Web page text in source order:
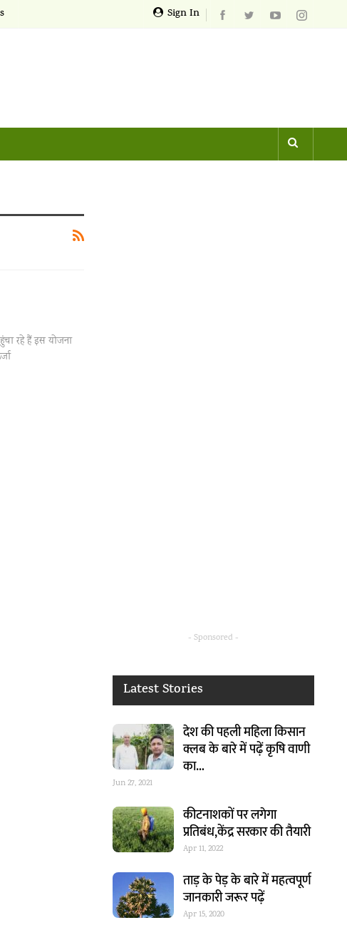
Sign In
रहे हैं इस योजना
- Sponsored -
Latest Stories
देश की पहली महिला किसान
क्लब के बारे में पढ़ें कृषि वाणी
का…
Jun 27, 2021
कीटनाशकों पर लगेगा
प्रतिबंध,केंद्र सरकार की तैयारी
Apr 11, 2022
ताड़ के पेड़ के बारे में महत्वपूर्ण
जानकारी जरूर पढ़ें
Apr 15, 2020